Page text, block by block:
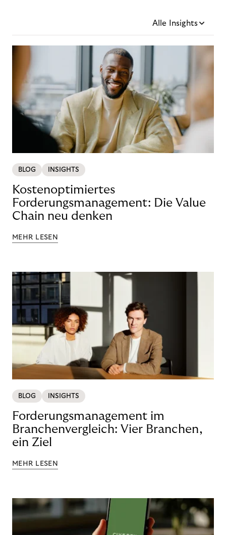
Alle Insights
BLOG INSIGHTS
Kostenoptimiertes
Forderungsmanagement: Die Value
Chain neu denken
MEHR LESEN
BLOG INSIGHTS
Forderungsmanagement im
Branchenvergleich: Vier Branchen,
ein Ziel
MEHR LESEN